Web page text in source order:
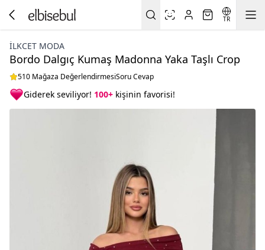
TR
İLKCET MODA
Bordo Dalgıç Kumaş Madonna Yaka Taşlı Crop
510 Mağaza DeğerlendirmesiSoru Cevap
Giderek seviliyor! 100+ kişinin favorisi!